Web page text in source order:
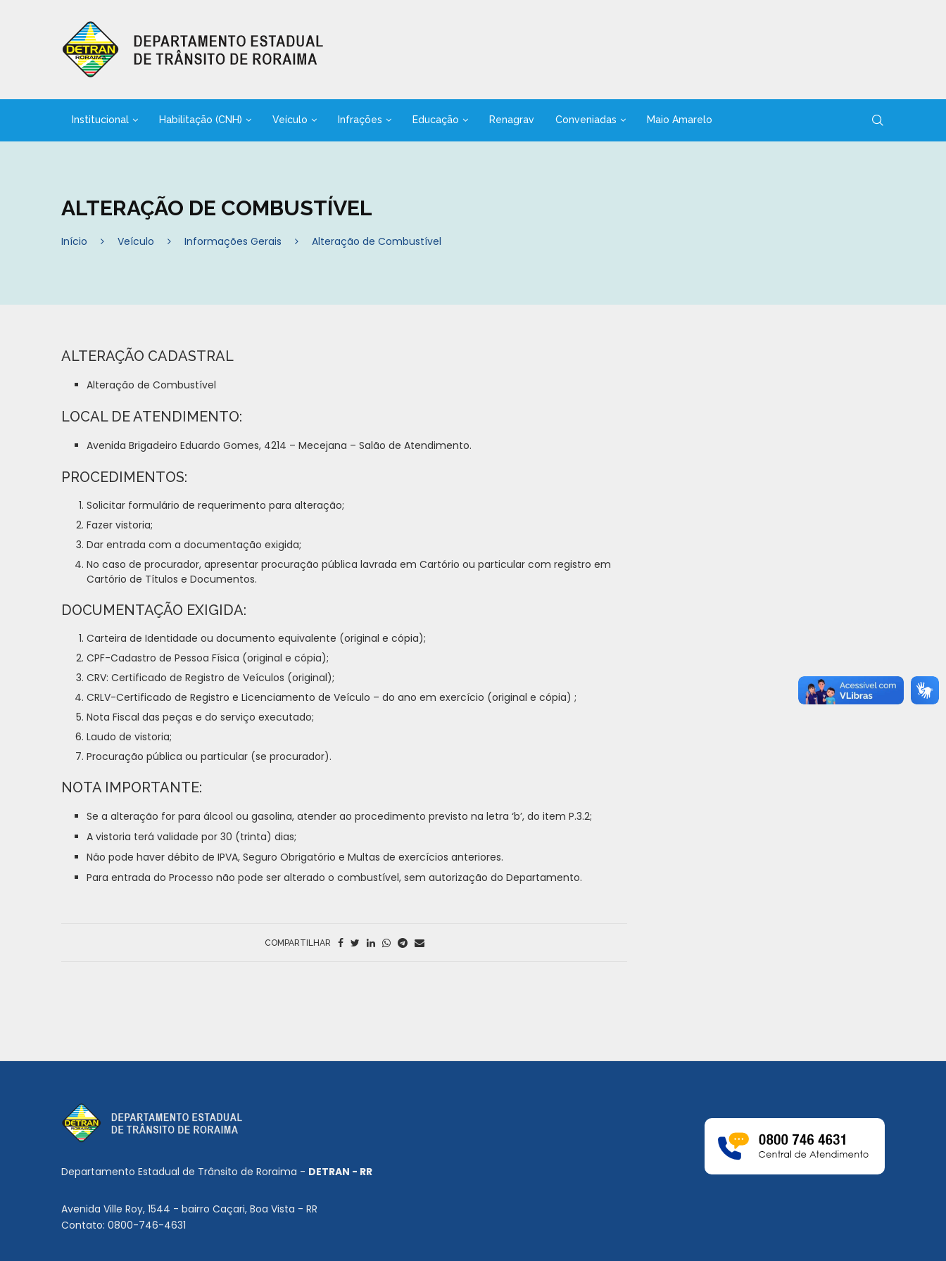
Institucional Habilitação (CNH) Veículo Infrações Educação Renagrav Conveniadas Maio Amarelo
ALTERAÇÃO DE COMBUSTÍVEL
Início Veículo Informações Gerais Alteração de Combustível
ALTERAÇÃO CADASTRAL
Alteração de Combustível
LOCAL DE ATENDIMENTO:
Avenida Brigadeiro Eduardo Gomes, 4214 – Mecejana – Salão de Atendimento.
PROCEDIMENTOS:
Solicitar formulário de requerimento para alteração;
Fazer vistoria;
Dar entrada com a documentação exigida;
No caso de procurador, apresentar procuração pública lavrada em Cartório ou particular com registro em
Cartório de Títulos e Documentos.
DOCUMENTAÇÃO EXIGIDA:
Carteira de Identidade ou documento equivalente (original e cópia);
CPF-Cadastro de Pessoa Física (original e cópia);
CRV: Certificado de Registro de Veículos (original);
CRLV-Certificado de Registro e Licenciamento de Veículo – do ano em exercício (original e cópia) ;
Nota Fiscal das peças e do serviço executado;
Laudo de vistoria;
Procuração pública ou particular (se procurador).
NOTA IMPORTANTE:
Se a alteração for para álcool ou gasolina, atender ao procedimento previsto na letra ‘b’, do item P.3.2;
A vistoria terá validade por 30 (trinta) dias;
Não pode haver débito de IPVA, Seguro Obrigatório e Multas de exercícios anteriores.
Para entrada do Processo não pode ser alterado o combustível, sem autorização do Departamento.
COMPARTILHAR
Departamento Estadual de Trânsito de Roraima - DETRAN - RR
Avenida Ville Roy, 1544 - bairro Caçari, Boa Vista - RR
Contato: 0800-746-4631